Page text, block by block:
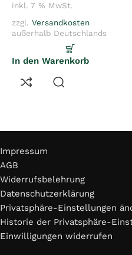
inkl. 7 % MwSt.
zzgl. Versandkosten
außerhalb Deutschlands
In den Warenkorb
Impressum
AGB
Widerrufsbelehrung
Datenschutzerklärung
Privatsphäre-Einstellungen
Historie der Privatsphäre-
Einwilligungen widerrufen